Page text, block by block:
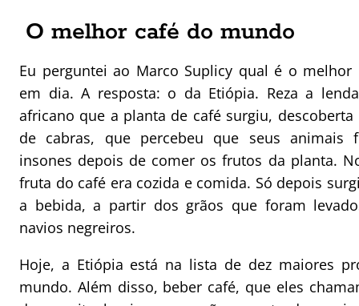
O melhor café do mundo
Eu perguntei ao Marco Suplicy qual é o
em dia. A resposta: o da Etiópia. Reza a
africano que a planta de café surgiu,
de cabras, que percebeu que seus animais
insones depois de comer os frutos da planta.
fruta do café era cozida e comida. Só depois
a bebida, a partir dos grãos que foram
navios negreiros.
Hoje, a Etiópia está na lista de dez maiores
mundo. Além disso, beber café, que eles